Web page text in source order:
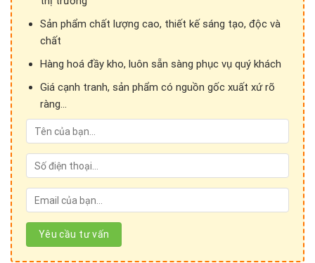
Sản phẩm chất lượng cao, thiết kế sáng tạo, độc và
chất
Hàng hoá đầy kho, luôn sẵn sàng phục vụ quý khách
Giá cạnh tranh, sản phẩm có nguồn gốc xuất xứ rõ
ràng...